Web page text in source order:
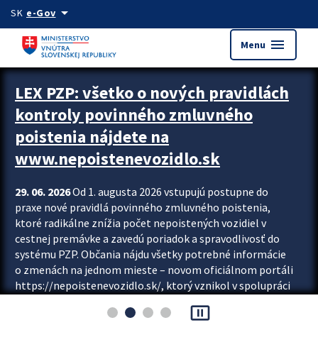
Preskocit na hlavný obsah
SK e-Govarrow_drop_down
Menu menu
Zastavit automatický posun upútavok
LEX PZP: všetko o nových pravidlách
kontroly povinného zmluvného
poistenia nájdete na
www.nepoistenevozidlo.sk
29. 06. 2026Od 1. augusta 2026 vstupujú postupne do
praxe nové pravidlá povinného zmluvného poistenia,
ktoré radikálne znížia počet nepoistených vozidiel v
cestnej premávke a zavedú poriadok a spravodlivosť do
systému PZP. Občania nájdu všetky potrebné informácie
o zmenách na jednom mieste – novom oficiálnom portáli
https://nepoistenevozidlo.sk/, ktorý vznikol v spolupráci
asociácie poisťovní (SLASPO) a Ministerstva vnútra SR.
pause_presentation